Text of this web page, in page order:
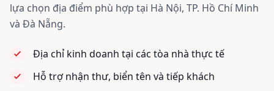
lựa chọn địa điểm phù hợp tại Hà Nội, TP. Hồ Chí Minh
và Đà Nẵng.
Địa chỉ kinh doanh tại các tòa nhà thực tế
Hỗ trợ nhận thư, biển tên và tiếp khách